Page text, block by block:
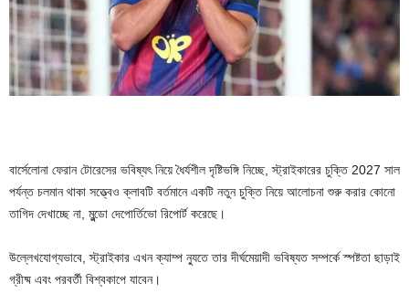
বার্সেলোনা ফেরান টোরেসের ভবিষ্যৎ নিয়ে ধৈর্যশীল দৃষ্টিভঙ্গি নিচ্ছে, স্ট্রাইকারের চুক্তি 2027 সাল
পর্যন্ত চলমান থাকা সত্ত্বেও ক্লাবটি বর্তমানে একটি নতুন চুক্তি নিয়ে আলোচনা শুরু করার কোনো
তাগিদ দেখাচ্ছে না, মুন্ডো দেপোর্তিভো রিপোর্ট করেছে।
উল্লেখযোগ্যভাবে, স্ট্রাইকার এখন ক্যাম্প ন্যুতে তার দীর্ঘমেয়াদী ভবিষ্যত সম্পর্কে স্পষ্টতা ছাড়াই
গ্রীষ্ম এবং পরবর্তী বিশ্বকাপে যাবেন।